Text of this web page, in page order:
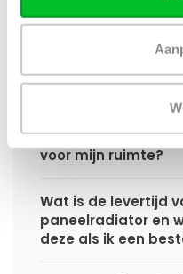
Kan ik mijn Smart
aansluiten op de
Radiator-Outlet?
Hoe bereken in de
voor mijn ruimte?
Wat is de levertijd
paneelradiator en
deze als ik een